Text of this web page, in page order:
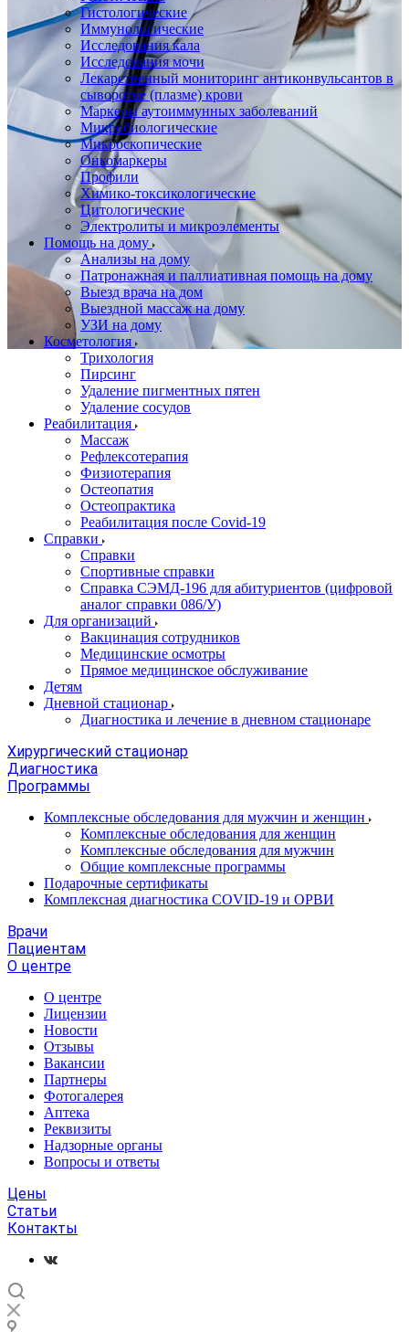
Гистологические
Иммунологические
Исследования кала
Исследования мочи
Лекарственный мониторинг антиконвульсантов в
сыворотке (плазме) крови
Маркеры аутоиммунных заболеваний
Микробиологические
Микроскопические
Онкомаркеры
Профили
Химико-токсикологические
Цитологические
Электролиты и микроэлементы
Помощь на дому
Анализы на дому
Патронажная и паллиативная помощь на дому
Выезд врача на дом
Выездной массаж на дому
УЗИ на дому
Косметология
Трихология
Пирсинг
Удаление пигментных пятен
Удаление сосудов
Реабилитация
Массаж
Рефлексотерапия
Физиотерапия
Остеопатия
Остеопрактика
Реабилитация после Covid-19
Справки
Справки
Спортивные справки
Справка СЭМД‑196 для абитуриентов (цифровой
аналог справки 086/У)
Для организаций
Вакцинация сотрудников
Медицинские осмотры
Прямое медицинское обслуживание
Детям
Дневной стационар
Диагностика и лечение в дневном стационаре
Хирургический стационар
Диагностика
Программы
Комплексные обследования для мужчин и женщин
Комплексные обследования для женщин
Комплексные обследования для мужчин
Общие комплексные программы
Подарочные сертификаты
Комплексная диагностика COVID-19 и ОРВИ
Врачи
Пациентам
О центре
О центре
Лицензии
Новости
Отзывы
Вакансии
Партнеры
Фотогалерея
Аптека
Реквизиты
Надзорные органы
Вопросы и ответы
Цены
Статьи
Контакты